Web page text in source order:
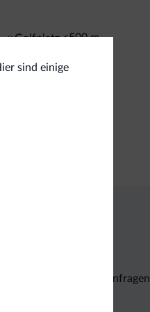
Golfplatz <500 m
sind einige
Unverbindliche Anfragen